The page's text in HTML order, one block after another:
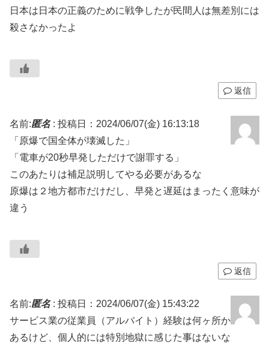
日本は日本の正義のために戦争したが民間人は無差別には
殺さなかったよ
返信
名前:匿名: 投稿日：2024/06/07(金) 16:13:18
「原爆で国全体が壊滅した」
「電車が20秒早発しただけで謝罪する」
このあたりは補足説明してやる必要があるな
原爆は２地方都市だけだし、早発と遅延はまったく意味が
違う
返信
名前:匿名: 投稿日：2024/06/07(金) 15:43:22
サービス業の従業員（アルバイト）経験は何ヶ所か
あるけど、個人的には特別地獄に感じた事はないな